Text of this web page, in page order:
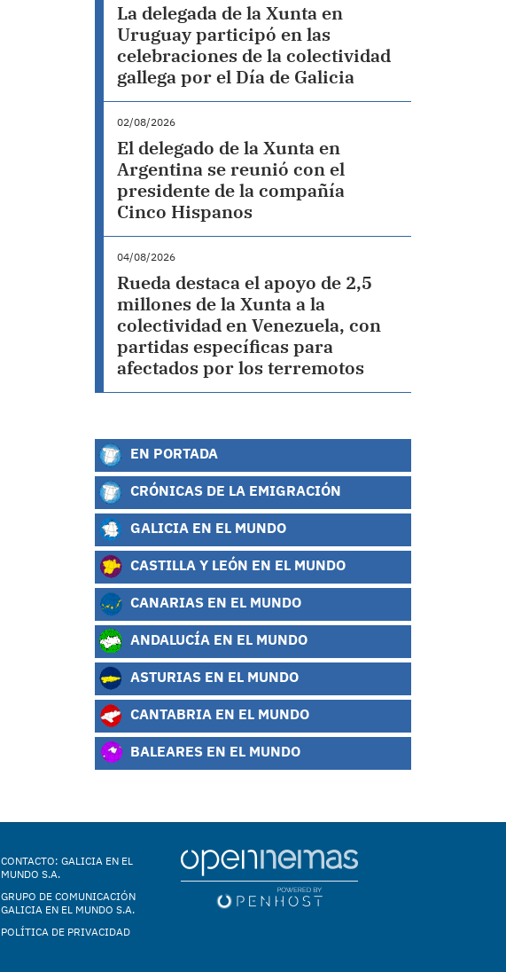
La delegada de la Xunta en
Uruguay participó en las
celebraciones de la colectividad
gallega por el Día de Galicia
02/08/2026
El delegado de la Xunta en
Argentina se reunió con el
presidente de la compañía
Cinco Hispanos
04/08/2026
Rueda destaca el apoyo de 2,5
millones de la Xunta a la
colectividad en Venezuela, con
partidas específicas para
afectados por los terremotos
EN PORTADA
CRÓNICAS DE LA EMIGRACIÓN
GALICIA EN EL MUNDO
CASTILLA Y LEÓN EN EL MUNDO
CANARIAS EN EL MUNDO
ANDALUCÍA EN EL MUNDO
ASTURIAS EN EL MUNDO
CANTABRIA EN EL MUNDO
BALEARES EN EL MUNDO
CONTACTO: GALICIA EN EL
MUNDO S.A.
GRUPO DE COMUNICACIÓN
GALICIA EN EL MUNDO S.A.
POLÍTICA DE PRIVACIDAD